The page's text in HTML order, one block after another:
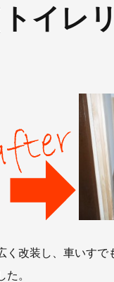
安房住宅
安房住宅
社長挨拶
お知らせ
社長ブログ
イレ
改装し、車いすで
。